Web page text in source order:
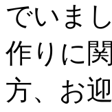
でいま
作りに
方、お